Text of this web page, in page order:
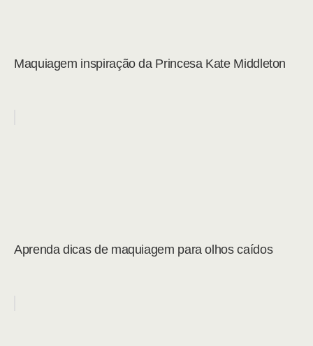
Maquiagem inspiração da Princesa Kate Middleton
Aprenda dicas de maquiagem para olhos caídos